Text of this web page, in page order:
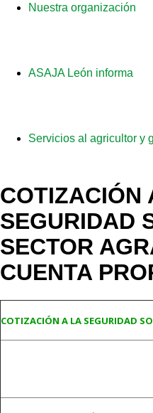
Nuestra organización
ASAJA León informa
Servicios al agricultor y
COTIZACIÓN
SEGURIDAD
SECTOR
CUENTA
COTIZACIÓN A LA SEGURIDAD